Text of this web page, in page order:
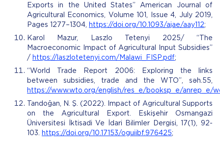
Exports in the United States” American Journal of
Agricultural Economics, Volume 101, Issue 4, July 2019,
Pages 1277–1304, https://doi.org/10.1093/ajae/aay112;
Karol Mazur, Laszlo Tetenyi 2025/ “The
Macroeconomic Impact of Agricultural Input Subsidies”
/ https://laszlotetenyi.com/Malawi_FISP.pdf;
“World Trade Report 2006: Exploring the links
between subsidies, trade and the WTO”, səh.55,
https://www.wto.org/english/res_e/booksp_e/anrep_e/
Tandoğan, N. Ş. (2022). Impact of Agricultural Supports
on the Agricultural Export. Eskişehir Osmangazi
Üniversitesi İktisadi Ve İdari Bilimler Dergisi, 17(1), 92-
103.
https://doi.org/10.17153/oguiibf.976425;